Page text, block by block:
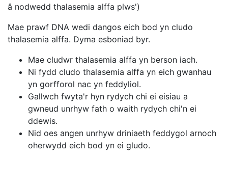
â nodwedd thalasemia alffa plws')
Mae prawf DNA wedi dangos eich bod yn cludo
thalasemia alffa. Dyma esboniad byr.
Mae cludwr thalasemia alffa yn berson iach.
Ni fydd cludo thalasemia alffa yn eich gwanhau
yn gorfforol nac yn feddyliol.
Gallwch fwyta'r hyn rydych chi ei eisiau a
gwneud unrhyw fath o waith rydych chi'n ei
ddewis.
Nid oes angen unrhyw driniaeth feddygol arnoch
oherwydd eich bod yn ei gludo.